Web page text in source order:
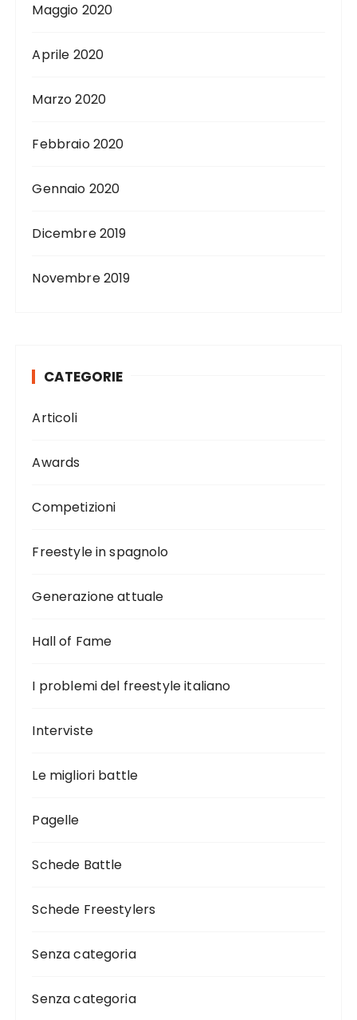
Maggio 2020
Aprile 2020
Marzo 2020
Febbraio 2020
Gennaio 2020
Dicembre 2019
Novembre 2019
CATEGORIE
Articoli
Awards
Competizioni
Freestyle in spagnolo
Generazione attuale
Hall of Fame
I problemi del freestyle italiano
Interviste
Le migliori battle
Pagelle
Schede Battle
Schede Freestylers
Senza categoria
Senza categoria